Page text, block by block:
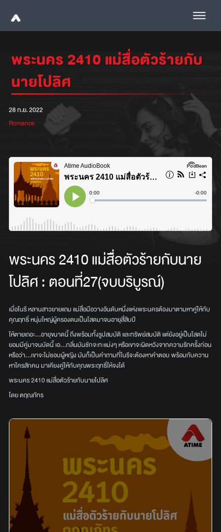
พระนคร 2410 แม่สื่อตัวร้ายกับ
นายโปลิศ
28 ก.ย. 2022
Romance
พระนคร 2410 แม่สื่อตัวร้ายกับนาย
โปลิศ:ตอนที่27(จบบริบูรณ์)
เมื่อโนรี หลานสาวยายแถม แม่สื่อมือวางอันดับหนึ่งแห่งพระนครต้องมาตามหาคู่ให้กับ
คุณฤทธิ์ หนุ่มใหญ่ผู้ครองตนเป็นโสดมาจนอายุสี่สิบปี
ให้ตายเถอะ…อายุขนาดนี้ ถึงพร้อมทั้งรูปสมบัติ และทรัพย์สมบัติ แต่ยังอยู่เป็นโสดไม่
ยอมมีคู่มาจนบัดนี้ เอ…กลิ่นมันชักจะทะแม่งๆ หรือเขาจะผิดหวังจากความรักครั้งก่อน
หรือว่า…เขาจะไม่ชอบผู้หญิง มันก็เป็นคำถามที่โนรีจะต้องหาคำตอบ พร้อมกับควาน
หาใครสักคน มาเคียงคู่ให้กับคุณพระฤทธิ์ให้จงได้
พระนคร 2410 แม่สื่อตัวร้ายกับนายโปลิศ
โดย ตฤณภัทร